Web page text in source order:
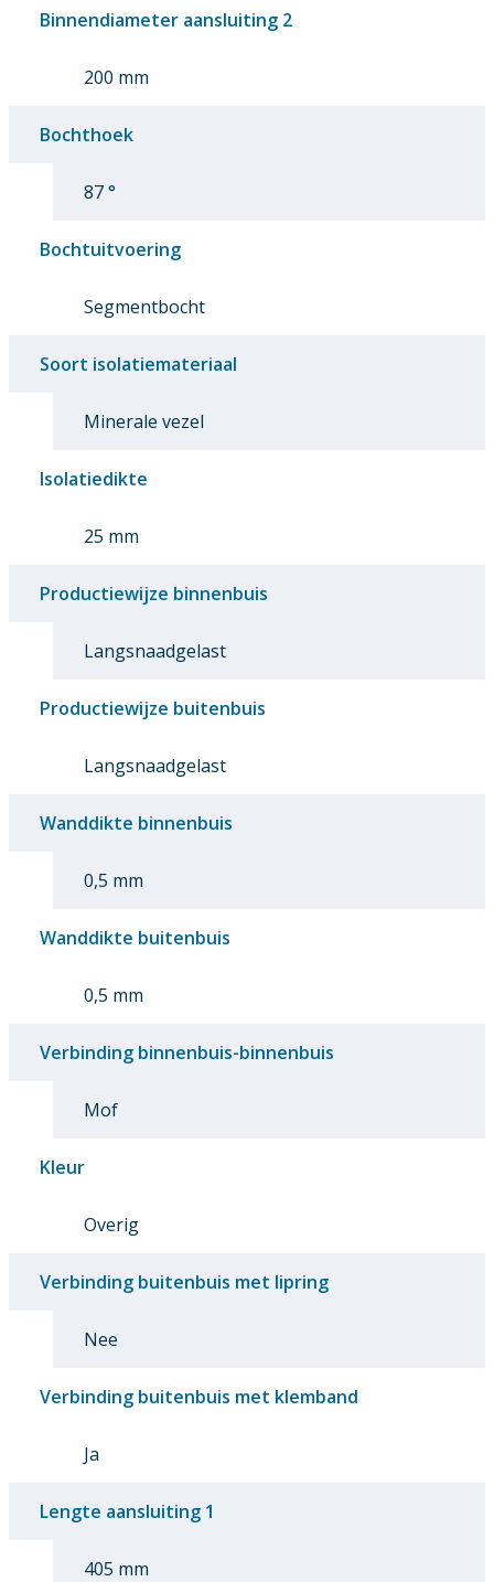
Binnendiameter aansluiting 2
200 mm
Bochthoek
87 °
Bochtuitvoering
Segmentbocht
Soort isolatiemateriaal
Minerale vezel
Isolatiedikte
25 mm
Productiewijze binnenbuis
Langsnaadgelast
Productiewijze buitenbuis
Langsnaadgelast
Wanddikte binnenbuis
0,5 mm
Wanddikte buitenbuis
0,5 mm
Verbinding binnenbuis-binnenbuis
Mof
Kleur
Overig
Verbinding buitenbuis met lipring
Nee
Verbinding buitenbuis met klemband
Ja
Lengte aansluiting 1
405 mm